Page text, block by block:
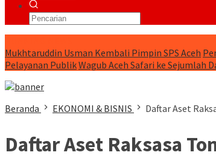
Mukhtaruddin Usman Kembali Pimpin SPS Aceh
Pelayanan PublikWagub Aceh Safari ke Sejumlah
Beranda EKONOMI & BISNIS Daftar Aset
Daftar Aset Raksasa